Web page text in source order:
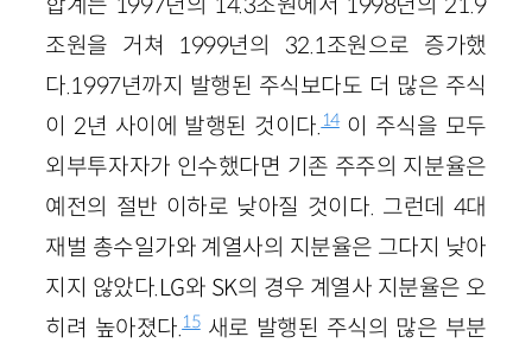
조원을 거쳐 1999년의 32.1조원으로 증가했
다.1997년까지 발행된 주식보다도 더 많은 주식
이 2년 사이에 발행된 것이다.14이 주식을 모두
외부투자자가 인수했다면 기존 주주의 지분율은
예전의 절반 이하로 낮아질 것이다. 그런데 4대
재벌 총수일가와 계열사의 지분율은 그다지 낮아
지지 않았다.LG와 SK의 경우 계열사 지분율은 오
히려 높아졌다.15새로 발행된 주식의 많은 부분